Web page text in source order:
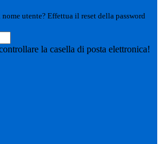
utente? Effettua il reset della password
la casella di posta elettronica!